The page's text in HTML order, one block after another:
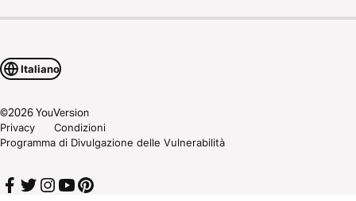
Italiano
©2026YouVersion
Privacy
Condizioni
Programma di Divulgazione delle Vulnerabilità